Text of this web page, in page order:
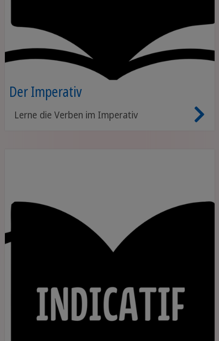
Der Imperativ
Lerne die Verben im Imperativ